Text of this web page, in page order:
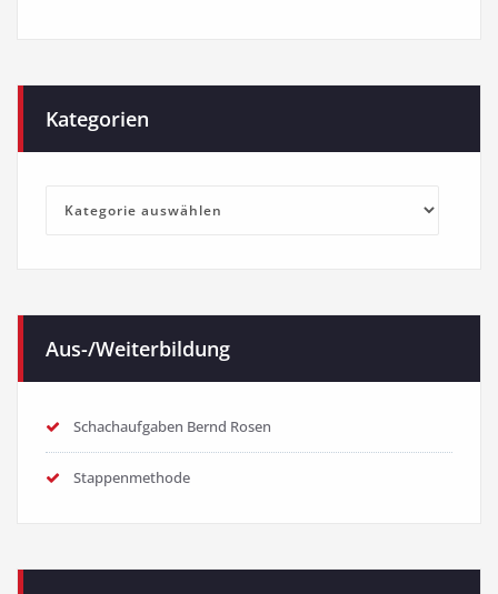
Kategorien
Kategorien
Aus-/Weiterbildung
Schachaufgaben Bernd Rosen
Stappenmethode